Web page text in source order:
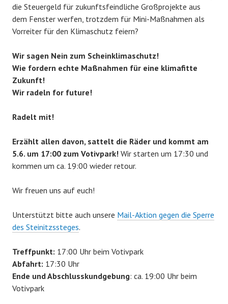
die Steuergeld für zukunftsfeindliche Großprojekte aus
dem Fenster werfen, trotzdem für Mini-Maßnahmen als
Vorreiter für den Klimaschutz feiern?
Wir sagen Nein zum Scheinklimaschutz!
Wie fordern echte Maßnahmen für eine klimafitte
Zukunft!
Wir radeln for future!
Radelt mit!
Erzählt allen davon, sattelt die Räder und kommt am
5.6. um 17:00 zum Votivpark! Wir starten um 17:30 und
kommen um ca. 19:00 wieder retour.
Wir freuen uns auf euch!
Unterstützt bitte auch unsere Mail-Aktion gegen die Sperre
des Steinitzssteges.
Treffpunkt: 17:00 Uhr beim Votivpark
Abfahrt: 17:30 Uhr
Ende und Abschlusskundgebung: ca. 19:00 Uhr beim
Votivpark